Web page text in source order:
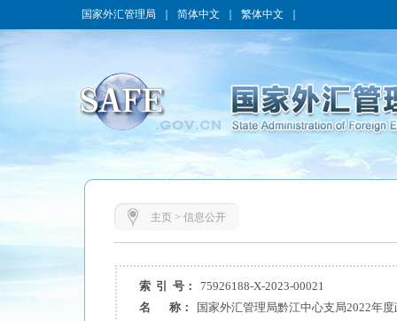
国家外汇管理局 简体中文 繁体中文
主页> 信息公开
索 引 号：
75926188-X-2023-00021
名 称：
国家外汇管理局黔江中心支局2022年